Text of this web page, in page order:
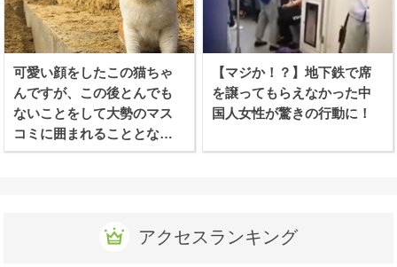
可愛い顔をしたこの猫ちゃ
んですが、この後とんでも
ないことをして大勢のマス
コミに囲まれることとなり
ます
【マジか！？】地下鉄で席
を譲ってもらえなかった中
国人女性が驚きの行動に！
アクセスランキング